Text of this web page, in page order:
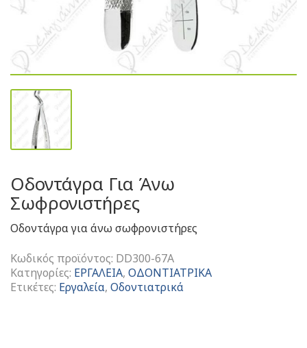
Οδοντάγρα Για Άνω
Σωφρονιστήρες
Οδοντάγρα για άνω σωφρονιστήρες
Κωδικός προϊόντος: DD300-67A
Κατηγορίες: ΕΡΓΑΛΕΙΑ, ΟΔΟΝΤΙΑΤΡΙΚΑ
Ετικέτες: Εργαλεία, Οδοντιατρικά